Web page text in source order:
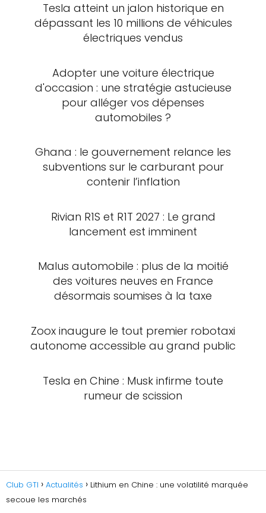
Tesla atteint un jalon historique en
dépassant les 10 millions de véhicules
électriques vendus
Adopter une voiture électrique
d'occasion : une stratégie astucieuse
pour alléger vos dépenses
automobiles ?
Ghana : le gouvernement relance les
subventions sur le carburant pour
contenir l’inflation
Rivian R1S et R1T 2027 : Le grand
lancement est imminent
Malus automobile : plus de la moitié
des voitures neuves en France
désormais soumises à la taxe
Zoox inaugure le tout premier robotaxi
autonome accessible au grand public
Tesla en Chine : Musk infirme toute
rumeur de scission
Club GTI Actualités
Lithium en Chine : une volatilité marquée
secoue les marchés